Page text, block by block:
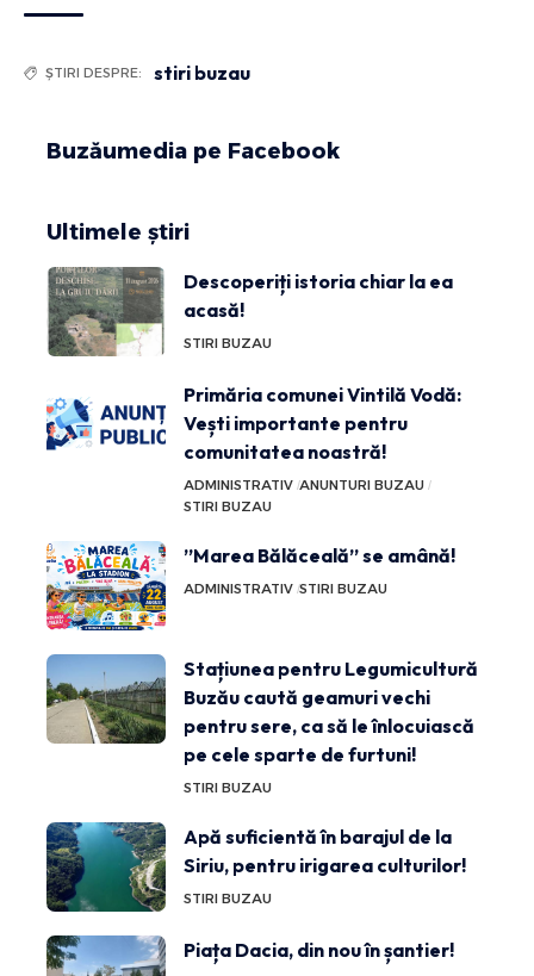
ȘTIRI DESPRE: stiri buzau
Buzăumedia pe Facebook
Ultimele știri
Descoperiți istoria chiar la ea
acasă!
STIRI BUZAU
Primăria comunei Vintilă Vodă:
Vești importante pentru
comunitatea noastră!
ADMINISTRATIV ANUNTURI BUZAU
STIRI BUZAU
”Marea Bălăceală” se amână!
ADMINISTRATIV STIRI BUZAU
Stațiunea pentru Legumicultură
Buzău caută geamuri vechi
pentru sere, ca să le înlocuiască
pe cele sparte de furtuni!
STIRI BUZAU
Apă suficientă în barajul de la
Siriu, pentru irigarea culturilor!
STIRI BUZAU
Piața Dacia, din nou în șantier!